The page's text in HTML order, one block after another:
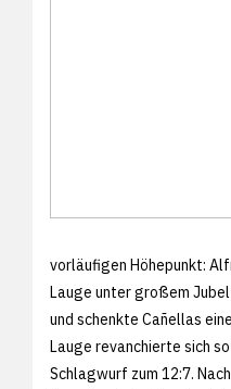
vorläufigen Höhepunkt:
Lauge unter großem
und schenkte Cañellas
Lauge revanchierte sich
Schlagwurf zum 12:7.